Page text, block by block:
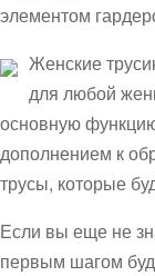
элементом
Женские
для любой
основную
дополнением к
трусы, которые
Если вы еще не
первым шагом